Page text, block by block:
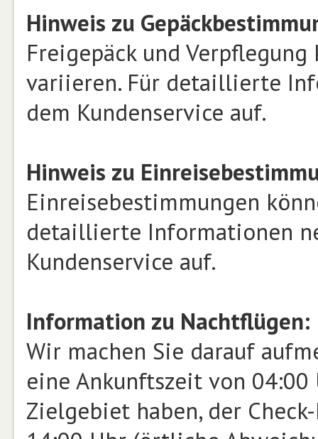
Hinweis zu
Freigepäck und
variieren. Für detaillierte
dem Kundenservice auf.
Hinweis zu
Einreisebestimmungen
detaillierte Informationen
Kundenservice auf.
Information zu Nachtflügen:
Wir machen Sie darauf
eine Ankunftszeit von
Zielgebiet haben, der